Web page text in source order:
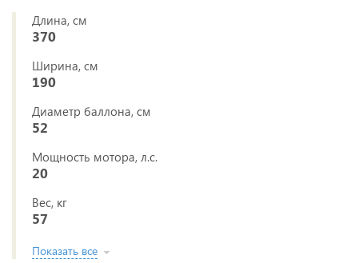
Длина, см
370
Ширина, см
190
Диаметр баллона, см
52
Мощность мотора, л.с.
20
Вес, кг
57
Показать все